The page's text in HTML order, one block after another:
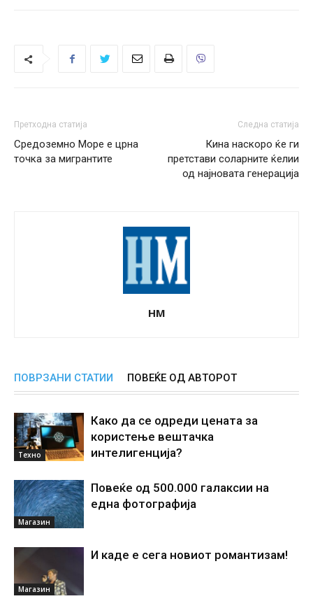
Претходна статија
Средоземно Море е црна
точка за мигрантите
Следна статија
Кина наскоро ќе ги
претстави соларните ќелии
од најновата генерација
НМ
ПОВРЗАНИ СТАТИИ ПОВЕЌЕ ОД АВТОРОТ
Техно
Како да се одреди цената за
користење вештачка
интелигенциjа?
Магазин
Повеќе од 500.000 галаксии на
една фотографија
Магазин
И каде е сега новиот романтизам!